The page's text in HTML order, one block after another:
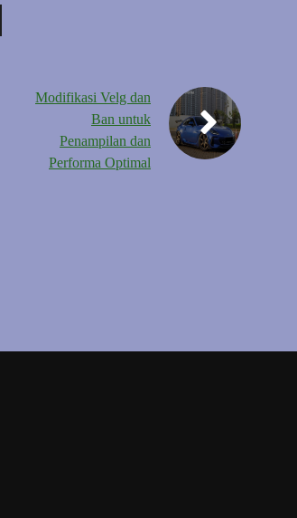
Modifikasi Velg dan
Ban untuk
Penampilan dan
Performa Optimal